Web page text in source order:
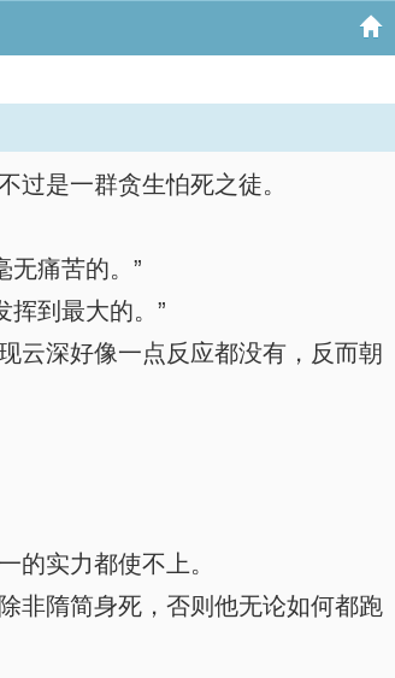
是一群贪生怕死之徒。
痛苦的。”
到最大的。”
云深好像一点反应都没有，反而朝
实力都使不上。
非隋简身死，否则他无论如何都跑